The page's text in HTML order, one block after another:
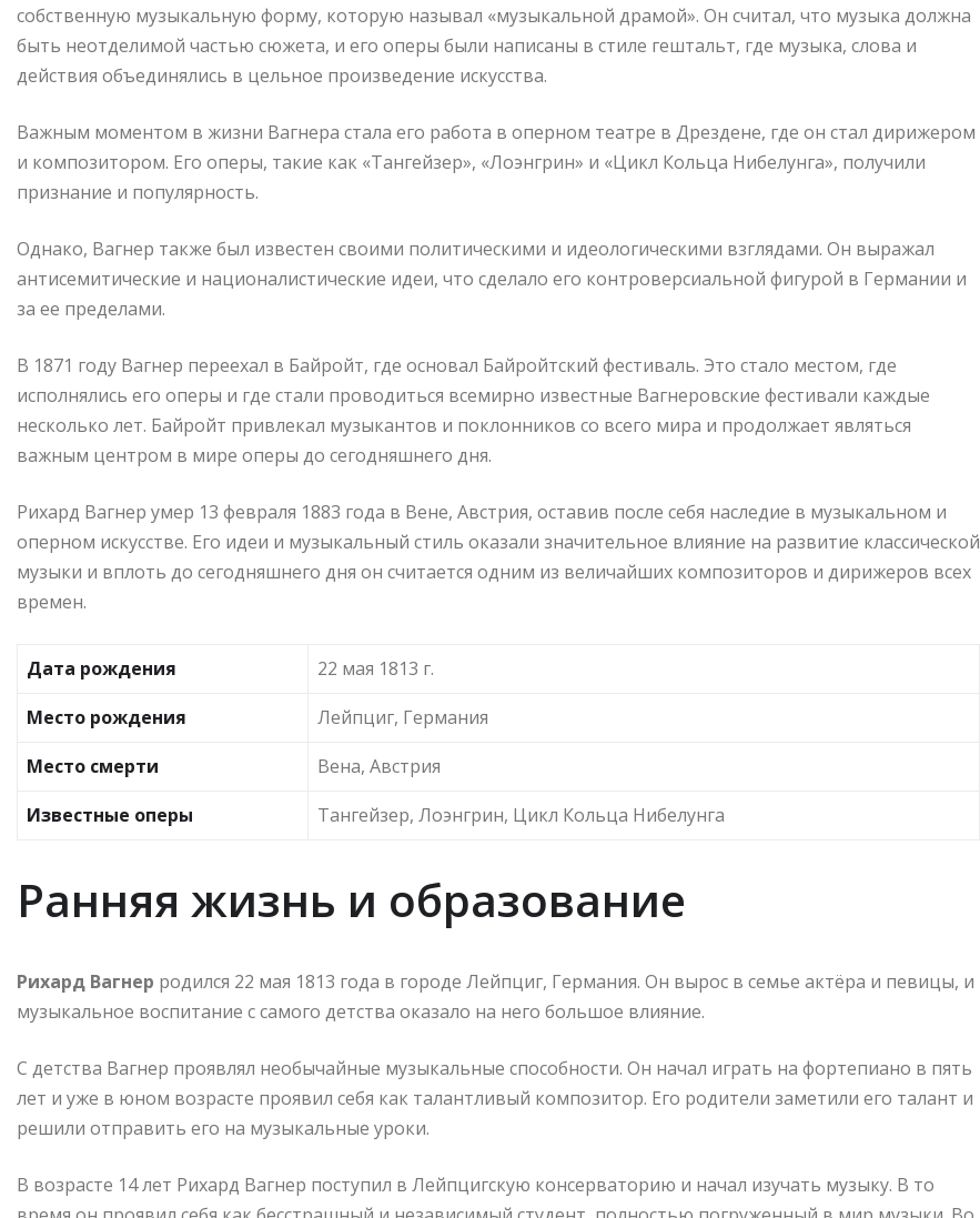
собственную музыкальную форму, которую называл «музыкальной драмой». Он считал, что музыка должна
быть неотделимой частью сюжета, и его оперы были написаны в стиле гештальт, где музыка, слова и
действия объединялись в цельное произведение искусства.
Важным моментом в жизни Вагнера стала его работа в оперном театре в Дрездене, где он стал дирижером
и композитором. Его оперы, такие как «Тангейзер», «Лоэнгрин» и «Цикл Кольца Нибелунга», получили
признание и популярность.
Однако, Вагнер также был известен своими политическими и идеологическими взглядами. Он выражал
антисемитические и националистические идеи, что сделало его контроверсиальной фигурой в Германии и
за ее пределами.
В 1871 году Вагнер переехал в Байройт, где основал Байройтский фестиваль. Это стало местом, где
исполнялись его оперы и где стали проводиться всемирно известные Вагнеровские фестивали каждые
несколько лет. Байройт привлекал музыкантов и поклонников со всего мира и продолжает являться
важным центром в мире оперы до сегодняшнего дня.
Рихард Вагнер умер 13 февраля 1883 года в Вене, Австрия, оставив после себя наследие в музыкальном и
оперном искусстве. Его идеи и музыкальный стиль оказали значительное влияние на развитие классической
музыки и вплоть до сегодняшнего дня он считается одним из величайших композиторов и дирижеров всех
времен.
Дата рождения
22 мая 1813 г.
Место рождения
Лейпциг, Германия
Место смерти
Вена, Австрия
Известные оперы
Тангейзер, Лоэнгрин, Цикл Кольца Нибелунга
Ранняя жизнь и образование
Рихард Вагнер родился 22 мая 1813 года в городе Лейпциг, Германия. Он вырос в семье актёра и певицы, и
музыкальное воспитание с самого детства оказало на него большое влияние.
С детства Вагнер проявлял необычайные музыкальные способности. Он начал играть на фортепиано в пять
лет и уже в юном возрасте проявил себя как талантливый композитор. Его родители заметили его талант и
решили отправить его на музыкальные уроки.
В возрасте 14 лет Рихард Вагнер поступил в Лейпцигскую консерваторию и начал изучать музыку. В то